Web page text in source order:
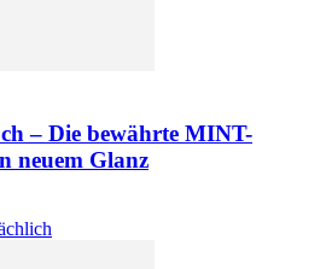
– Die bewährte MINT-
neuem Glanz